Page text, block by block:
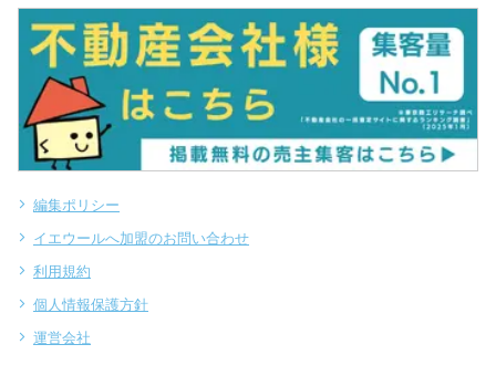
編集ポリシー
イエウールへ加盟のお問い合わせ
利用規約
個人情報保護方針
運営会社